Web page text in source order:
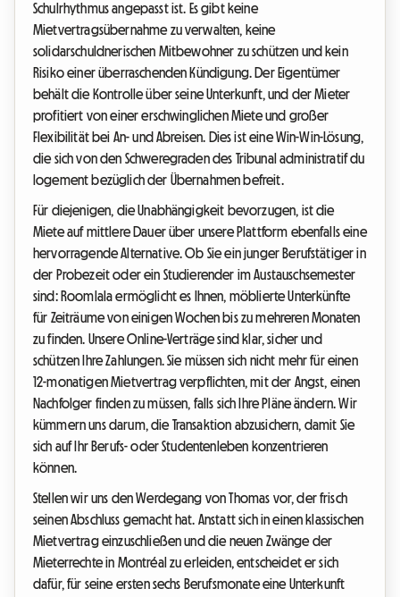
Schulrhythmus angepasst ist. Es gibt keine
Mietvertragsübernahme zu verwalten, keine
solidarschuldnerischen Mitbewohner zu schützen und kein
Risiko einer überraschenden Kündigung. Der Eigentümer
behält die Kontrolle über seine Unterkunft, und der Mieter
profitiert von einer erschwinglichen Miete und großer
Flexibilität bei An- und Abreisen. Dies ist eine Win-Win-Lösung,
die sich von den Schweregraden des Tribunal administratif du
logement bezüglich der Übernahmen befreit.
Für diejenigen, die Unabhängigkeit bevorzugen, ist die
Miete auf mittlere Dauer über unsere Plattform ebenfalls eine
hervorragende Alternative. Ob Sie ein junger Berufstätiger in
der Probezeit oder ein Studierender im Austauschsemester
sind: Roomlala ermöglicht es Ihnen, möblierte Unterkünfte
für Zeiträume von einigen Wochen bis zu mehreren Monaten
zu finden. Unsere Online-Verträge sind klar, sicher und
schützen Ihre Zahlungen. Sie müssen sich nicht mehr für einen
12-monatigen Mietvertrag verpflichten, mit der Angst, einen
Nachfolger finden zu müssen, falls sich Ihre Pläne ändern. Wir
kümmern uns darum, die Transaktion abzusichern, damit Sie
sich auf Ihr Berufs- oder Studentenleben konzentrieren
können.
Stellen wir uns den Werdegang von Thomas vor, der frisch
seinen Abschluss gemacht hat. Anstatt sich in einen klassischen
Mietvertrag einzuschließen und die neuen Zwänge der
Mieterrechte in Montréal zu erleiden, entscheidet er sich
dafür, für seine ersten sechs Berufsmonate eine Unterkunft